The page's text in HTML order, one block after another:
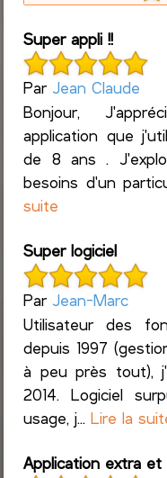
Super appli !!
Par Jean Claude
Bonjour,
application que
de 8 ans .
besoins d'un
suite
Super logiciel
Par Jean-Marc
Utilisateur des
depuis 1997
à peu près tout),
2014. Logiciel
usage, j...Lire la
Application extra